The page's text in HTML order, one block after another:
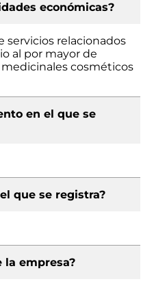
económicas?
servicios relacionados
al por mayor de
cosméticos
en el que se
que se registra?
la empresa?